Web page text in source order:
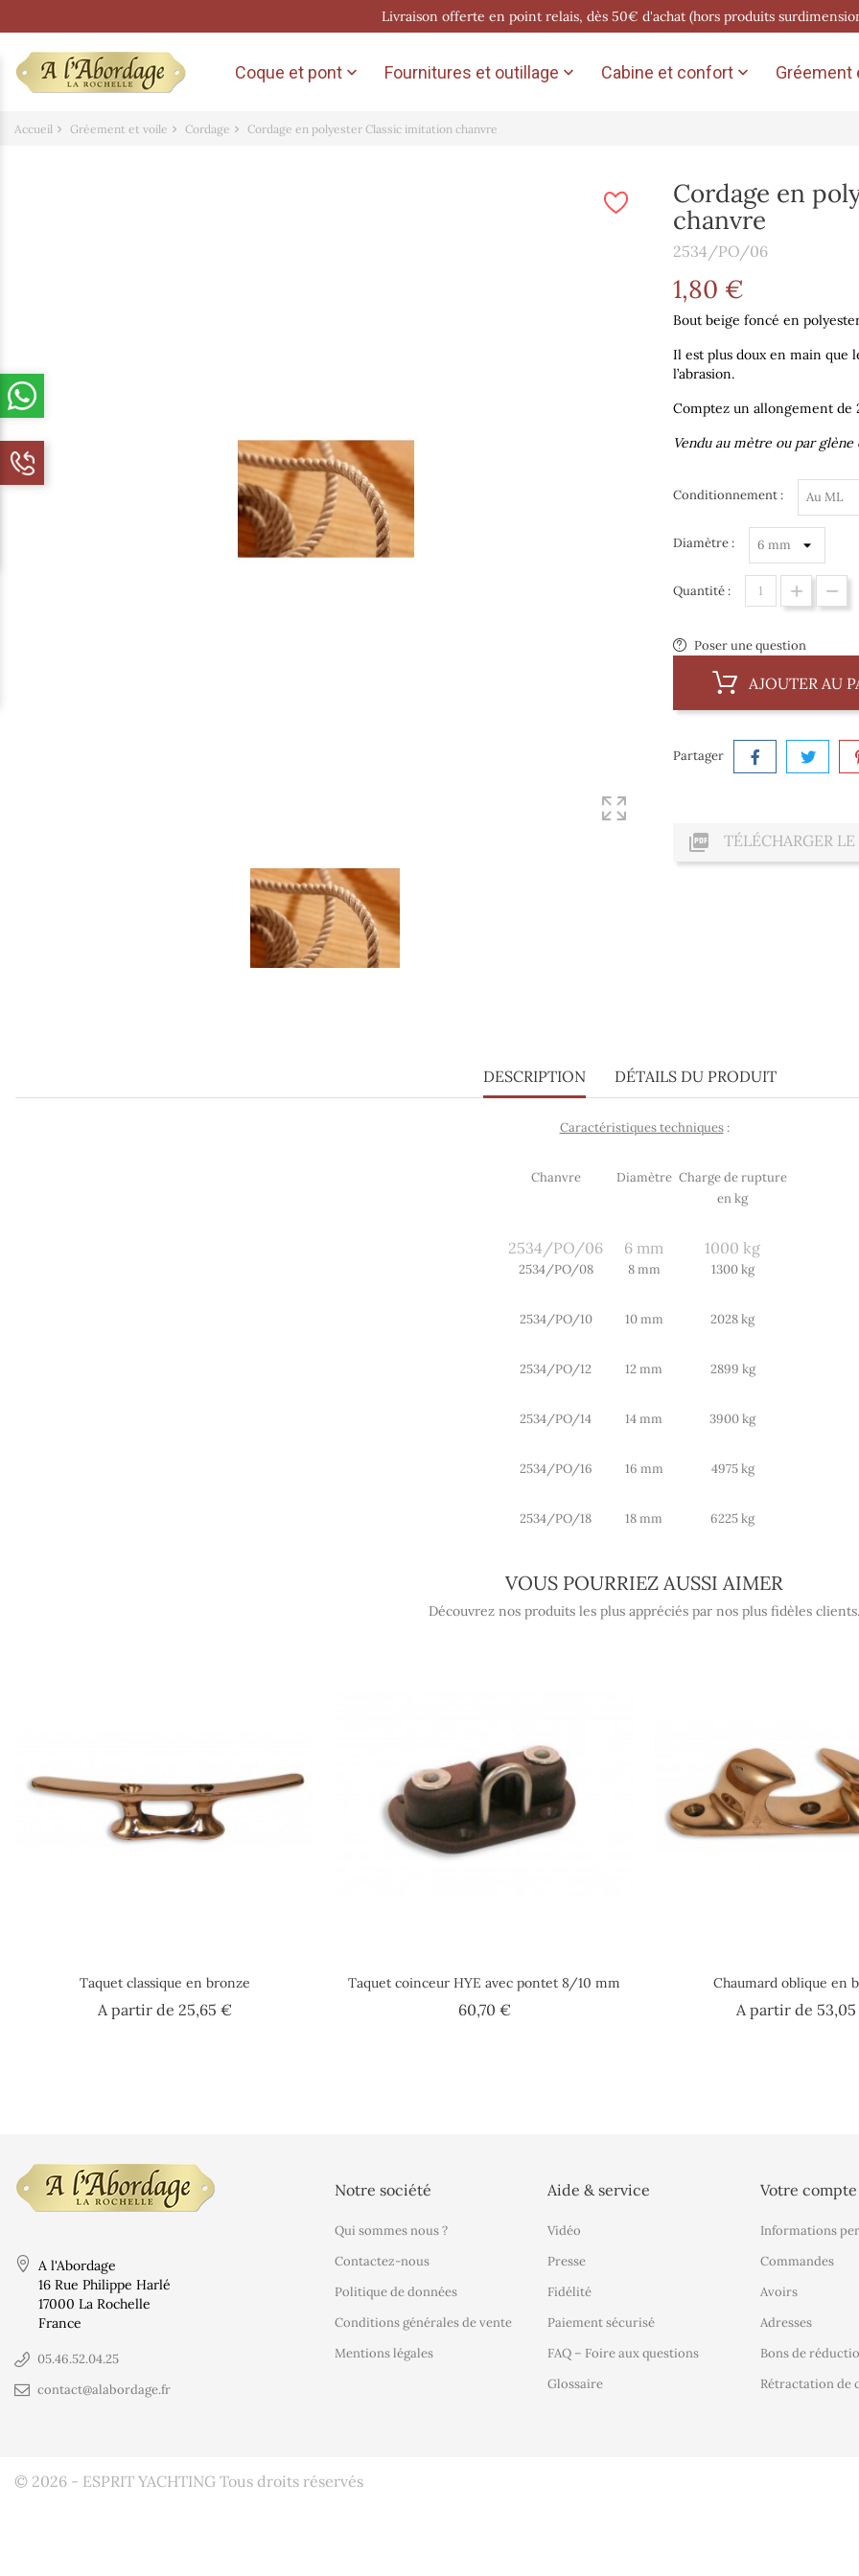
Livraison offerte en point relais, dès 50€ d'achat (hors produits
Coque et pont  Fournitures et outillage  Cabine et confort  Gréement
Accueil Gréement et voile Cordage Cordage en polyester Classic imitation chanvre
Cordage en
chanvre
2534/PO/06
1,80 €
Bout beige foncé en
Il est plus doux en main que
l’abrasion.
Comptez un allongement de
Vendu au mètre ou par
Conditionnement :
Diamètre :
Quantité :
Poser une question
AJOUTER AU
Partager
 TÉLÉCHARGER
DESCRIPTION DÉTAILS DU PRODUIT
Caractéristiques techniques:
Chanvre Diamètre Charge de rupture
en kg
2534/PO/06 6 mm 1000 kg
2534/PO/08 8 mm 1300kg
2534/PO/10 10 mm 2028 kg
2534/PO/12 12 mm 2899 kg
2534/PO/14 14 mm 3900 kg
2534/PO/16 16 mm 4975 kg
2534/PO/18 18 mm 6225 kg
VOUS POURRIEZ AUSSI AIMER
Découvrez nos produits les plus appréciés par nos plus fidèles clients.
Taquet classique en bronze
A partir de 25,65 €Prix
Taquet coinceur HYE avec pontet 8/10 mm
60,70 €Prix
Chaumard oblique en
A partir de
A l'Abordage
16 Rue Philippe Harlé
17000 La Rochelle
France
05.46.52.04.25
contact@alabordage.fr
Notre société
Qui sommes nous ?
Contactez-nous
Politique de données
Conditions générales de vente
Mentions légales
Aide & service
Vidéo
Presse
Fidélité
Paiement sécurisé
FAQ – Foire aux questions
Glossaire
Votre compte
Informations
Commandes
Avoirs
Adresses
Bons de
Rétractation de
© 2026 - ESPRIT YACHTING Tous droits réservés